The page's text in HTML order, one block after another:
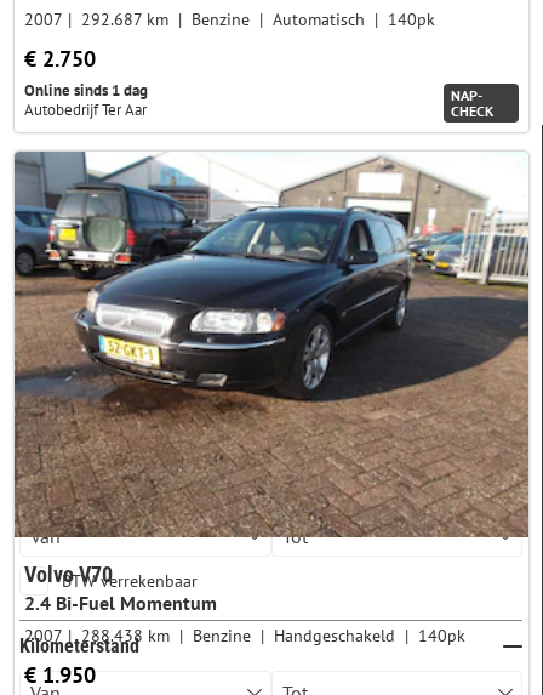
FILTERS
Merk & model
VOLVO
V70
Prijs
BTW verrekenbaar
Kilometerstand
2007 292.687 km Benzine Automatisch 140pk
€ 2.750
Online sinds 1 dag
Autobedrijf Ter Aar
NAP-
CHECK
Volvo V70
2.4 Bi-Fuel Momentum
2007 288.438 km Benzine Handgeschakeld 140pk
€ 1.950